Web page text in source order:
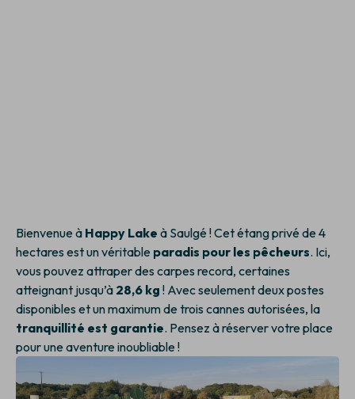
Bienvenue à Happy Lake à Saulgé ! Cet étang privé de 4
hectares est un véritable paradis pour les pêcheurs. Ici,
vous pouvez attraper des carpes record, certaines
atteignant jusqu’à 28,6 kg ! Avec seulement deux postes
disponibles et un maximum de trois cannes autorisées, la
tranquillité est garantie. Pensez à réserver votre place
pour une aventure inoubliable !